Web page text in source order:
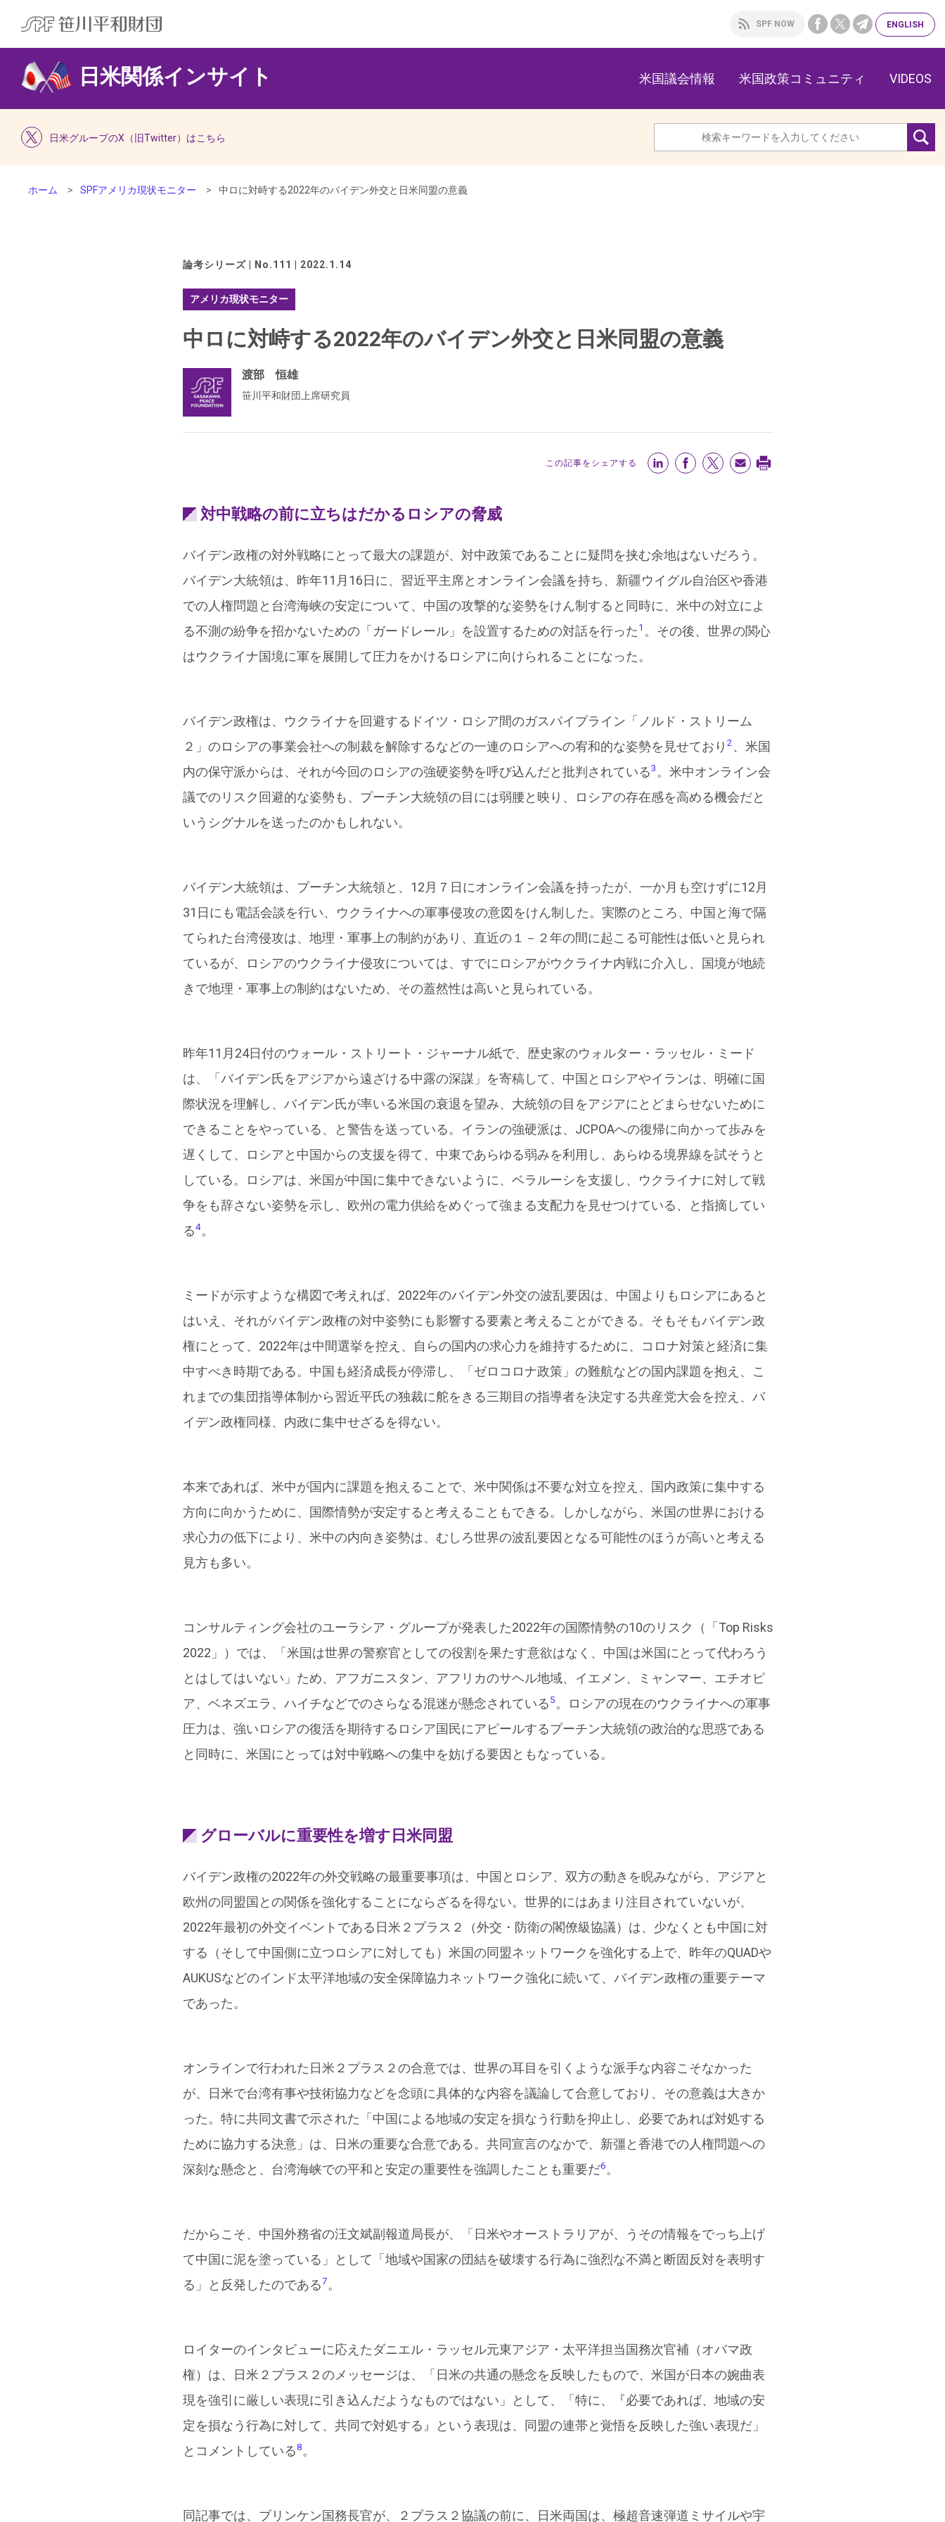
SPF NOW ENGLISH
日米関係インサイト 米国議会情報 米国政策コミュニティ VIDEOS
日米グループのX（旧Twitter）はこちら
ホーム SPFアメリカ現状モニター 中ロに対峙する2022年のバイデン外交と日米同盟の意義
論考シリーズ | No.111 | 2022.1.14
アメリカ現状モニター
中ロに対峙する2022年のバイデン外交と日米同盟の意義
渡部 恒雄
笹川平和財団上席研究員
この記事をシェアする
対中戦略の前に立ちはだかるロシアの脅威
バイデン政権の対外戦略にとって最大の課題が、対中政策であることに疑問を挟む余地はないだろう。
バイデン大統領は、昨年11月16日に、習近平主席とオンライン会議を持ち、新疆ウイグル自治区や香港
での人権問題と台湾海峡の安定について、中国の攻撃的な姿勢をけん制すると同時に、米中の対立によ
る不測の紛争を招かないための「ガードレール」を設置するための対話を行った1 。その後、世界の関心
はウクライナ国境に軍を展開して圧力をかけるロシアに向けられることになった。
バイデン政権は、ウクライナを回避するドイツ・ロシア間のガスパイプライン「ノルド・ストリーム
２」のロシアの事業会社への制裁を解除するなどの一連のロシアへの宥和的な姿勢を見せており 2、米国
内の保守派からは、それが今回のロシアの強硬姿勢を呼び込んだと批判されている3 。米中オンライン会
議でのリスク回避的な姿勢も、プーチン大統領の目には弱腰と映り、ロシアの存在感を高める機会だと
いうシグナルを送ったのかもしれない。
バイデン大統領は、プーチン大統領と、12月７日にオンライン会議を持ったが、一か月も空けずに12月
31日にも電話会談を行い、ウクライナへの軍事侵攻の意図をけん制した。実際のところ、中国と海で隔
てられた台湾侵攻は、地理・軍事上の制約があり、直近の１－２年の間に起こる可能性は低いと見られ
ているが、ロシアのウクライナ侵攻については、すでにロシアがウクライナ内戦に介入し、国境が地続
きで地理・軍事上の制約はないため、その蓋然性は高いと見られている。
昨年11月24日付のウォール・ストリート・ジャーナル紙で、歴史家のウォルター・ラッセル・ミード
は、「バイデン氏をアジアから遠ざける中露の深謀」を寄稿して、中国とロシアやイランは、明確に国
際状況を理解し、バイデン氏が率いる米国の衰退を望み、大統領の目をアジアにとどまらせないために
できることをやっている、と警告を送っている。イランの強硬派は、JCPOAへの復帰に向かって歩みを
遅くして、ロシアと中国からの支援を得て、中東であらゆる弱みを利用し、あらゆる境界線を試そうと
している。ロシアは、米国が中国に集中できないように、ベラルーシを支援し、ウクライナに対して戦
争をも辞さない姿勢を示し、欧州の電力供給をめぐって強まる支配力を見せつけている、と指摘してい
る4。
ミードが示すような構図で考えれば、2022年のバイデン外交の波乱要因は、中国よりもロシアにあると
はいえ、それがバイデン政権の対中姿勢にも影響する要素と考えることができる。そもそもバイデン政
権にとって、2022年は中間選挙を控え、自らの国内の求心力を維持するために、コロナ対策と経済に集
中すべき時期である。中国も経済成長が停滞し、「ゼロコロナ政策」の難航などの国内課題を抱え、こ
れまでの集団指導体制から習近平氏の独裁に舵をきる三期目の指導者を決定する共産党大会を控え、バ
イデン政権同様、内政に集中せざるを得ない。
本来であれば、米中が国内に課題を抱えることで、米中関係は不要な対立を控え、国内政策に集中する
方向に向かうために、国際情勢が安定すると考えることもできる。しかしながら、米国の世界における
求心力の低下により、米中の内向き姿勢は、むしろ世界の波乱要因となる可能性のほうが高いと考える
見方も多い。
コンサルティング会社のユーラシア・グループが発表した2022年の国際情勢の10のリスク（「Top Risks
2022」）では、「米国は世界の警察官としての役割を果たす意欲はなく、中国は米国にとって代わろう
とはしてはいない」ため、アフガニスタン、アフリカのサヘル地域、イエメン、ミャンマー、エチオピ
ア、ベネズエラ、ハイチなどでのさらなる混迷が懸念されている5。ロシアの現在のウクライナへの軍事
圧力は、強いロシアの復活を期待するロシア国民にアピールするプーチン大統領の政治的な思惑である
と同時に、米国にとっては対中戦略への集中を妨げる要因ともなっている。
グローバルに重要性を増す日米同盟
バイデン政権の2022年の外交戦略の最重要事項は、中国とロシア、双方の動きを睨みながら、アジアと
欧州の同盟国との関係を強化することにならざるを得ない。世界的にはあまり注目されていないが、
2022年最初の外交イベントである日米２プラス２（外交・防衛の閣僚級協議）は、少なくとも中国に対
する（そして中国側に立つロシアに対しても）米国の同盟ネットワークを強化する上で、昨年のQUADや
AUKUSなどのインド太平洋地域の安全保障協力ネットワーク強化に続いて、バイデン政権の重要テーマ
であった。
オンラインで行われた日米２プラス２の合意では、世界の耳目を引くような派手な内容こそなかった
が、日米で台湾有事や技術協力などを念頭に具体的な内容を議論して合意しており、その意義は大きか
った。特に共同文書で示された「中国による地域の安定を損なう行動を抑止し、必要であれば対処する
ために協力する決意」は、日米の重要な合意である。共同宣言のなかで、新彊と香港での人権問題への
深刻な懸念と、台湾海峡での平和と安定の重要性を強調したことも重要だ6。
だからこそ、中国外務省の汪文斌副報道局長が、「日米やオーストラリアが、うその情報をでっち上げ
て中国に泥を塗っている」として「地域や国家の団結を破壊する行為に強烈な不満と断固反対を表明す
る」と反発したのである7。
ロイターのインタビューに応えたダニエル・ラッセル元東アジア・太平洋担当国務次官補（オバマ政
権）は、日米２プラス２のメッセージは、「日米の共通の懸念を反映したもので、米国が日本の婉曲表
現を強引に厳しい表現に引き込んだようなものではない」として、「特に、『必要であれば、地域の安
定を損なう行為に対して、共同で対処する』という表現は、同盟の連帯と覚悟を反映した強い表現だ」
とコメントしている8。
同記事では、ブリンケン国務長官が、２プラス２協議の前に、日米両国は、極超音速弾道ミサイルや宇